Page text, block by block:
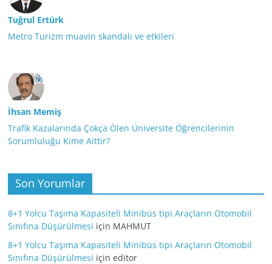
Tuğrul Ertürk
Metro Turizm muavin skandalı ve etkileri
İhsan Memiş
Trafik Kazalarında Çokça Ölen Üniversite Öğrencilerinin
Sorumluluğu Kime Aittir?
Son Yorumlar
8+1 Yolcu Taşıma Kapasiteli Minibüs tipi Araçların Otomobil
Sınıfına Düşürülmesi için MAHMUT
8+1 Yolcu Taşıma Kapasiteli Minibüs tipi Araçların Otomobil
Sınıfına Düşürülmesi içineditor